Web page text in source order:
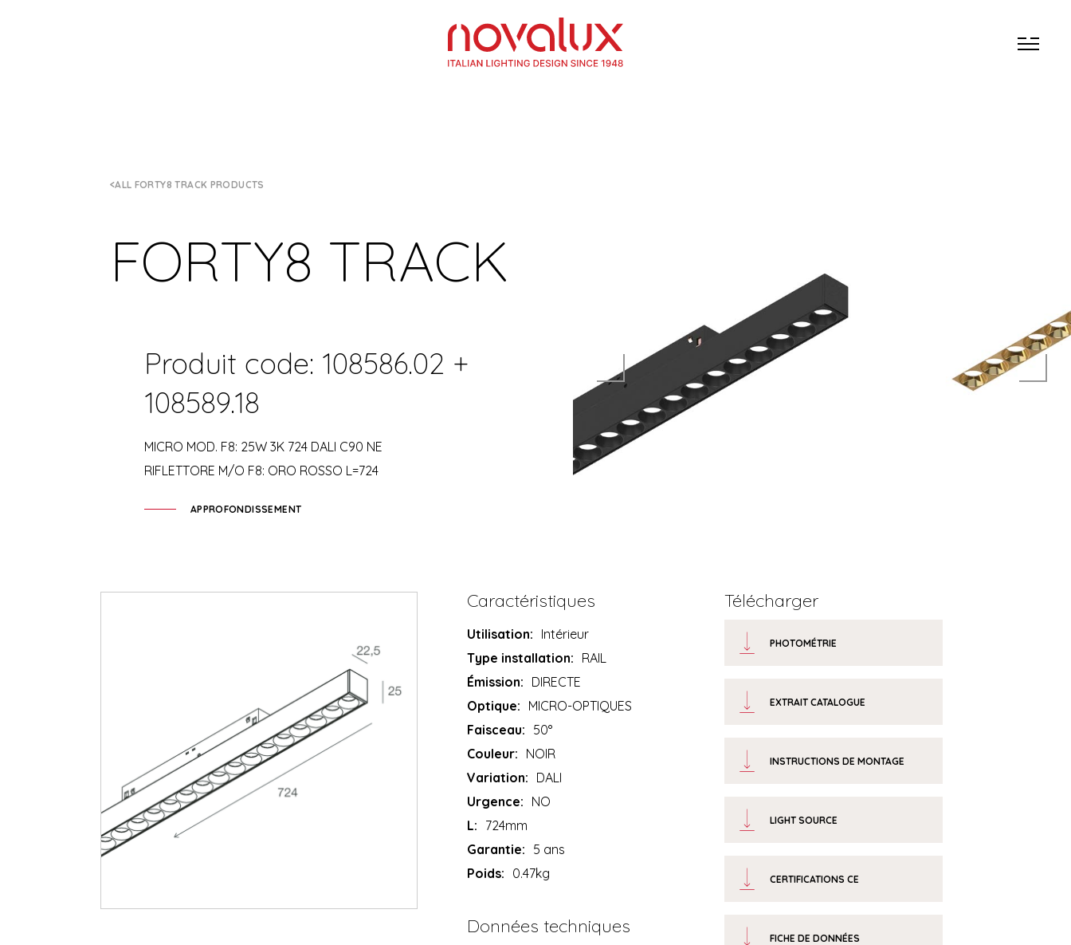
ALL FORTY8 TRACK PRODUCTS
FORTY8 TRACK
Produit code: 108586.02 +
108589.18
MICRO MOD. F8: 25W 3K 724 DALI C90 NE
RIFLETTORE M/O F8: ORO ROSSO L=724
APPROFONDISSEMENT
Caractéristiques
Utilisation: Intérieur
Type installation: RAIL
Émission: DIRECTE
Optique: MICRO-OPTIQUES
Faisceau: 50°
Couleur: NOIR
Variation: DALI
Urgence: NO
L: 724mm
Garantie: 5 ans
Poids: 0.47kg
Données techniques
Télécharger
PHOTOMÉTRIE
EXTRAIT CATALOGUE
INSTRUCTIONS DE MONTAGE
LIGHT SOURCE
CERTIFICATIONS CE
FICHE DE DONNÉES